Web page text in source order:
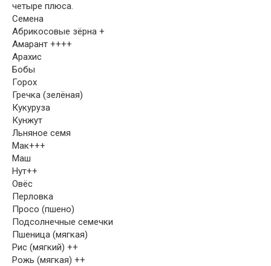
четыре плюса.
Семена
Абрикосовые зёрна +
Амарант ++++
Арахис
Бобы
Горох
Гречка (зелёная)
Кукуруза
Кунжут
Льняное семя
Мак+++
Маш
Нут++
Овёс
Перловка
Просо (пшено)
Подсолнечные семечки
Пшеница (мягкая)
Рис (мягкий) ++
Рожь (мягкая) ++